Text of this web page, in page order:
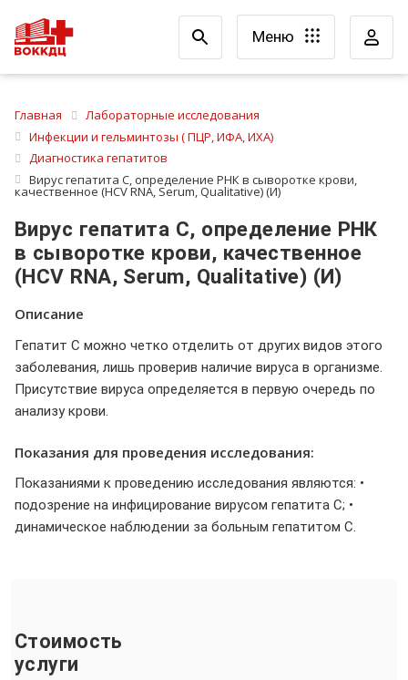
Меню
Главная
Лабораторные исследования
Инфекции и гельминтозы ( ПЦР, ИФА, ИХА)
Диагностика гепатитов
Вирус гепатита С, определение РНК в сыворотке крови,
качественное (HCV RNA, Serum, Qualitative) (И)
Вирус гепатита С, определение РНК
в сыворотке крови, качественное
(HCV RNA, Serum, Qualitative) (И)
Описание
Гепатит С можно четко отделить от других видов этого
заболевания, лишь проверив наличие вируса в организме.
Присутствие вируса определяется в первую очередь по
анализу крови.
Показания для проведения исследования:
Показаниями к проведению исследования являются: •
подозрение на инфицирование вирусом гепатита С; •
динамическое наблюдении за больным гепатитом С.
Стоимость
услуги